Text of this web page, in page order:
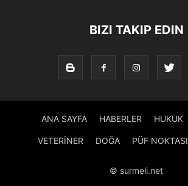
BIZI TAKIP EDIN
ANA SAYFA HABERLER HUKUK
VETERİNER DOĞA PÜF NOKTASI
© surmeli.net